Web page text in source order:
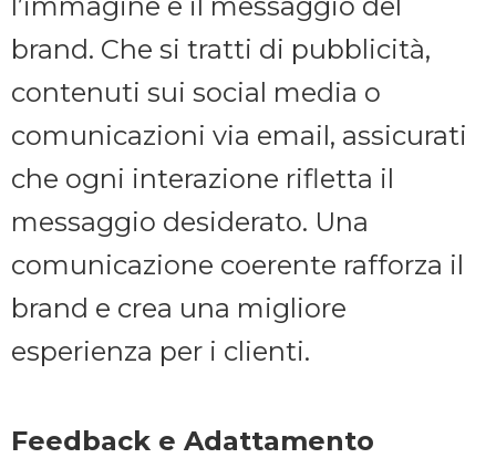
brand. Che si tratti di pubblicità,
contenuti sui social media o
comunicazioni via email, assicurati
che ogni interazione rifletta il
messaggio desiderato. Una
comunicazione coerente rafforza il
brand e crea una migliore
esperienza per i clienti.
Feedback e Adattamento